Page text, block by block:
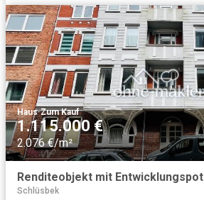
Haus·Zum Kauf
1.115.000 €
2.076 €/m²
Schlüsbek